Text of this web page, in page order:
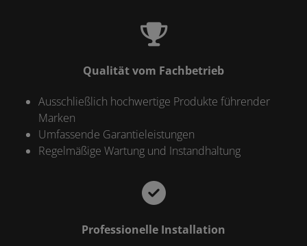
Qualität vom Fachbetrieb
Ausschließlich hochwertige Produkte führender
Marken
Umfassende Garantieleistungen
Regelmäßige Wartung und Instandhaltung
Professionelle Installation